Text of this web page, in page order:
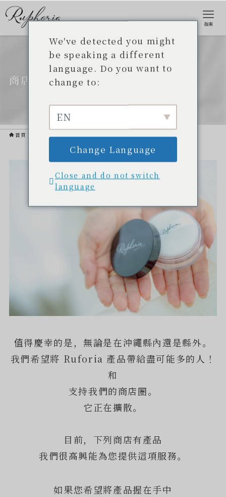
指南
商店清單
首頁 商店清單
值得慶幸的是，無論是在沖繩縣內還是縣外。
我們希望將 Ruforia 產品帶給盡可能多的人！
和
支持我們的商店圈。
它正在擴散。
目前，下列商店有產品
我們很高興能為您提供這項服務。
如果您希望將產品握在手中
We've detected you might
be speaking a different
language. Do you want to
change to:
EN
Change Language
Close and do not switch
language